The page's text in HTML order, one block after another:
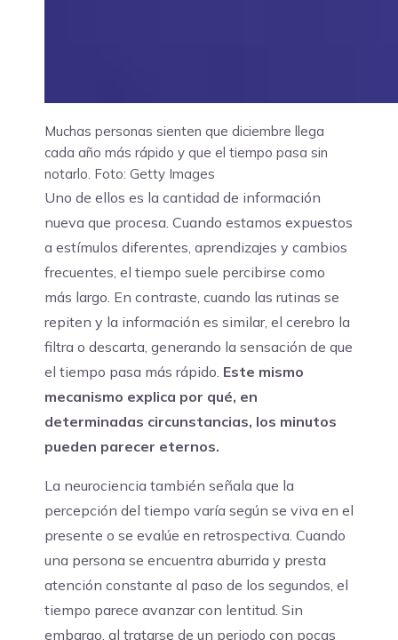
Muchas personas sienten que diciembre llega
cada año más rápido y que el tiempo pasa sin
notarlo. Foto: Getty Images
Uno de ellos es la cantidad de información
nueva que procesa. Cuando estamos expuestos
a estímulos diferentes, aprendizajes y cambios
frecuentes, el tiempo suele percibirse como
más largo. En contraste, cuando las rutinas se
repiten y la información es similar, el cerebro la
filtra o descarta, generando la sensación de que
el tiempo pasa más rápido. Este mismo
mecanismo explica por qué, en
determinadas circunstancias, los minutos
pueden parecer eternos.
La neurociencia también señala que la
percepción del tiempo varía según se viva en el
presente o se evalúe en retrospectiva. Cuando
una persona se encuentra aburrida y presta
atención constante al paso de los segundos, el
tiempo parece avanzar con lentitud. Sin
embargo, al tratarse de un periodo con pocas